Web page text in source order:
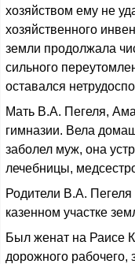
хозяйством ему не
хозяйственного
земли продолжала
сильного
оставался
Мать В.А. Пегеля,
гимназии. Вела
заболел муж, она
лечебницы,
Родители В.А.
казенном участке
Был женат на Раисе
дорожного